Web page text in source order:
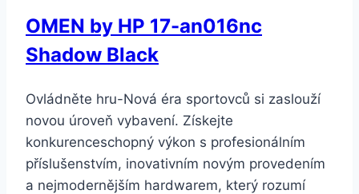
OMEN by HP 17-an016nc
Shadow Black
Ovládněte hru-Nová éra sportovců si zaslouží
novou úroveň vybavení. Získejte
konkurenceschopný výkon s profesionálním
příslušenstvím, inovativním novým provedením
a nejmodernějším hardwarem, který rozumí